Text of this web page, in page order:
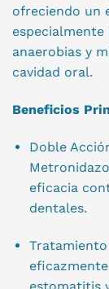
ofreciendo un
anaerobias y
cavidad oral.
Beneficios
Doble
eficacia
dentales.
estomatitis